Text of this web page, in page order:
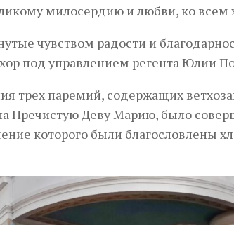
милосердию и любви, ко всем
чувством радости и
под управлением регента Юлии
трех паремий, содержащих
Пречистую Деву Марию, было
которого были благословлены